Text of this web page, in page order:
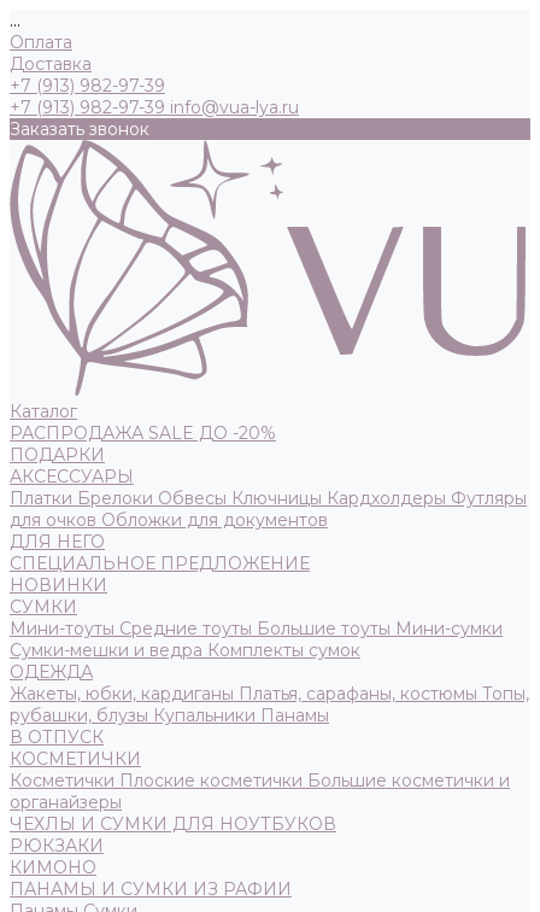
...
Оплата
Доставка
+7 (913) 982-97-39
+7 (913) 982-97-39 info@vua-lya.ru
Заказать звонок
Каталог
РАСПРОДАЖА SALE ДО -20%
ПОДАРКИ
АКСЕССУАРЫ
Платки Брелоки Обвесы Ключницы Кардхолдеры Футляры
для очков Обложки для документов
ДЛЯ НЕГО
СПЕЦИАЛЬНОЕ ПРЕДЛОЖЕНИЕ
НОВИНКИ
СУМКИ
Мини-тоуты Средние тоуты Большие тоуты Мини-сумки
Сумки-мешки и ведра Комплекты сумок
ОДЕЖДА
Жакеты, юбки, кардиганы Платья, сарафаны, костюмы Топы,
рубашки, блузы Купальники Панамы
В ОТПУСК
КОСМЕТИЧКИ
Косметички Плоские косметички Большие косметички и
органайзеры
ЧЕХЛЫ И СУМКИ ДЛЯ НОУТБУКОВ
РЮКЗАКИ
КИМОНО
ПАНАМЫ И СУМКИ ИЗ РАФИИ